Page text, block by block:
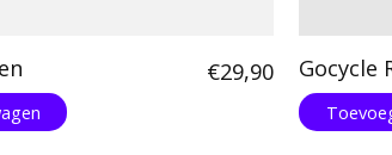
€29,90 Gocycle